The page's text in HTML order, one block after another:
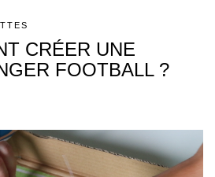
CRÉER UNE
FOOTBALL ?